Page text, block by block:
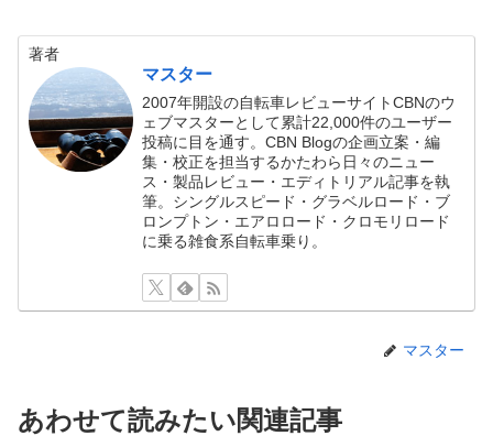
著者
マスター
2007年開設の自転車レビューサイトCBNのウ
ェブマスターとして累計22,000件のユーザー
投稿に目を通す。CBN Blogの企画立案・編
集・校正を担当するかたわら日々のニュー
ス・製品レビュー・エディトリアル記事を執
筆。シングルスピード・グラベルロード・ブ
ロンプトン・エアロロード・クロモリロード
に乗る雑食系自転車乗り。
マスター
あわせて読みたい関連記事